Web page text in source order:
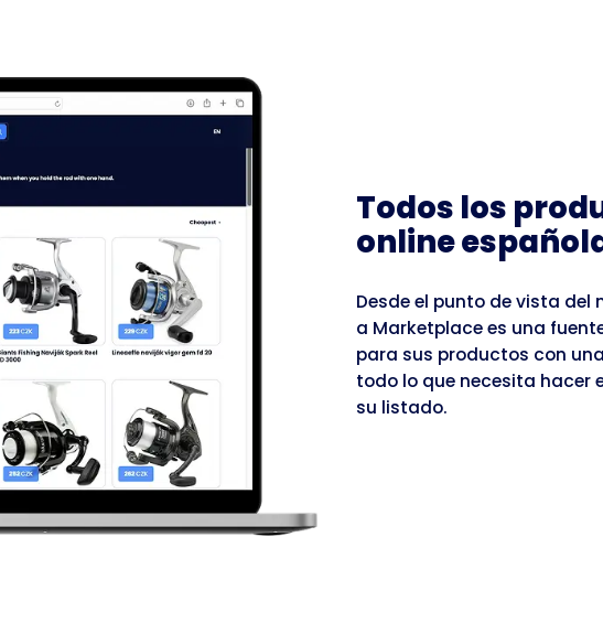
Todos los
online
Desde el punto de vista
a Marketplace es una
para sus productos con
todo lo que necesita hacer
su listado.